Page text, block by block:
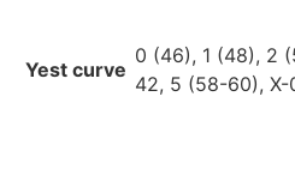
Yest curve
0 (46), 1 (48), 2
42, 5 (58-60), X-